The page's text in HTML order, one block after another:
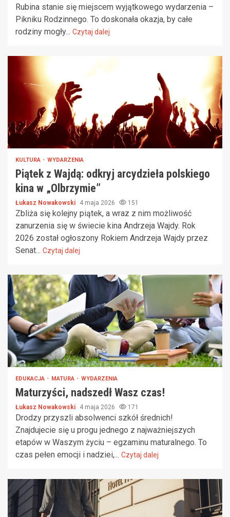
Rubina stanie się miejscem wyjątkowego wydarzenia –
Pikniku Rodzinnego. To doskonała okazja, by całe
rodziny mogły... Czytaj dalej
KULTURA WYDARZENIA
Piątek z Wajdą: odkryj arcydzieła polskiego
kina w „Olbrzymie”
Łukasz Nowakowski 4 maja 2026 151
Zbliża się kolejny piątek, a wraz z nim możliwość
zanurzenia się w świecie kina Andrzeja Wajdy. Rok
2026 został ogłoszony Rokiem Andrzeja Wajdy przez
Senat... Czytaj dalej
EDUKACJA MATURA WYDARZENIA
Maturzyści, nadszedł Wasz czas!
Łukasz Nowakowski 4 maja 2026 171
Drodzy przyszli absolwenci szkół średnich!
Znajdujecie się u progu jednego z najważniejszych
etapów w Waszym życiu – egzaminu maturalnego. To
czas pełen emocji i nadziei,... Czytaj dalej